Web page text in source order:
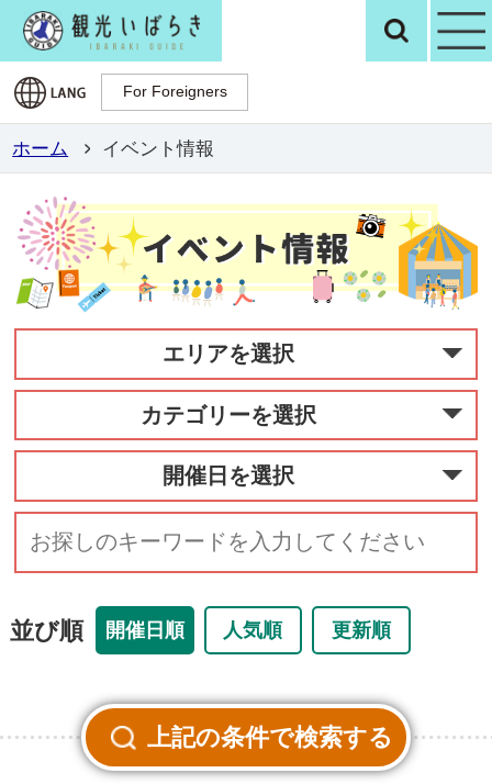
観光いばらき検
For Foreigners
For Foreigners
ホーム イベント情報
エリアを選択
カテゴリーを選択
開催日を選択
並び順 開催日順 人気順 更新順